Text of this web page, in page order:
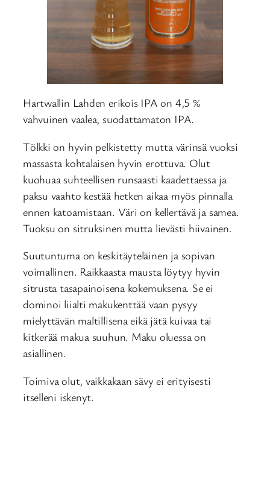
Hartwallin Lahden erikois IPA on 4,5 %
vahvuinen vaalea, suodattamaton IPA.
Tölkki on hyvin pelkistetty mutta värinsä vuoksi
massasta kohtalaisen hyvin erottuva. Olut
kuohuaa suhteellisen runsaasti kaadettaessa ja
paksu vaahto kestää hetken aikaa myös pinnalla
ennen katoamistaan. Väri on kellertävä ja samea.
Tuoksu on sitruksinen mutta lievästi hiivainen.
Suutuntuma on keskitäyteläinen ja sopivan
voimallinen. Raikkaasta mausta löytyy hyvin
sitrusta tasapainoisena kokemuksena. Se ei
dominoi liialti makukenttää vaan pysyy
mielyttävän maltillisena eikä jätä kuivaa tai
kitkerää makua suuhun. Maku oluessa on
asiallinen.
Toimiva olut, vaikkakaan sävy ei erityisesti
itselleni iskenyt.